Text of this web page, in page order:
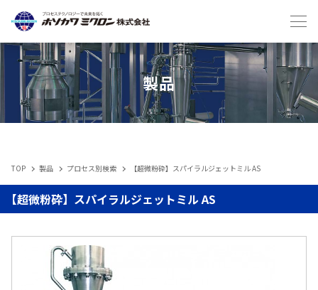
Japanese English
IIoT
メンテナンスサービス・受託
製品
TOP 製品 プロセス別検索 【超微粉砕】スパイラルジェットミル AS
【超微粉砕】スパイラルジェットミル AS